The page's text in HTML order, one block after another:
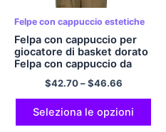
Felpe con cappuccio estetiche
Felpa con cappuccio per
giocatore di basket dorato
Felpa con cappuccio da
palestra Felpa con
cappuccio da basket Felpa
con cappuccio in
poliestere per uomo e
donna
$42.70–$46.66
Seleziona le opzioni